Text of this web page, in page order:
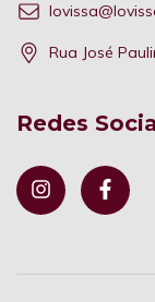
Rua José
Redes